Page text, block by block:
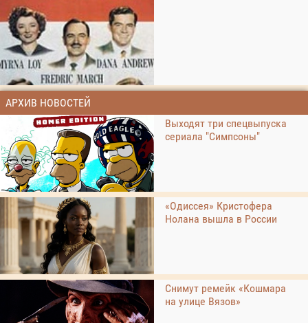
АРХИВ НОВОСТЕЙ
Выходят три спецвыпуска
сериала "Симпсоны"
«Одиссея» Кристофера
Нолана вышла в России
Снимут ремейк «Кошмара
на улице Вязов»